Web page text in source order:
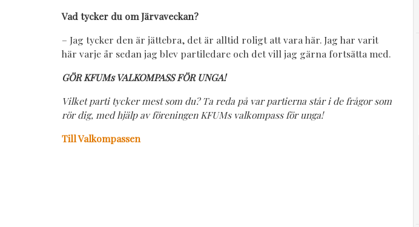
Vad tycker du om Järvaveckan?
– Jag tycker den är jättebra, det är alltid roligt att vara här. Jag har varit
här varje år sedan jag blev partiledare och det vill jag gärna fortsätta med.
GÖR KFUMs VALKOMPASS FÖR UNGA!
Vilket parti tycker mest som du? Ta reda på var partierna står i de frågor som
rör dig, med hjälp av föreningen KFUMs valkompass för unga!
Till Valkompassen